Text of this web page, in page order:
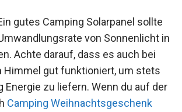
gutes Camping Solarpanel sollte
von Sonnenlicht in
Achte darauf, dass es auch bei
Himmel gut funktioniert, um stets
Energie zu liefern. Wenn du auf der
Camping Weihnachtsgeschenk